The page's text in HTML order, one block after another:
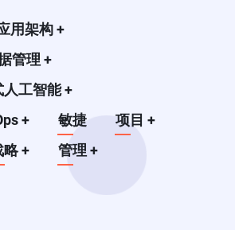
用架构+
管理+
人工智能+
+ 敏捷 项目+
略+ 管理+